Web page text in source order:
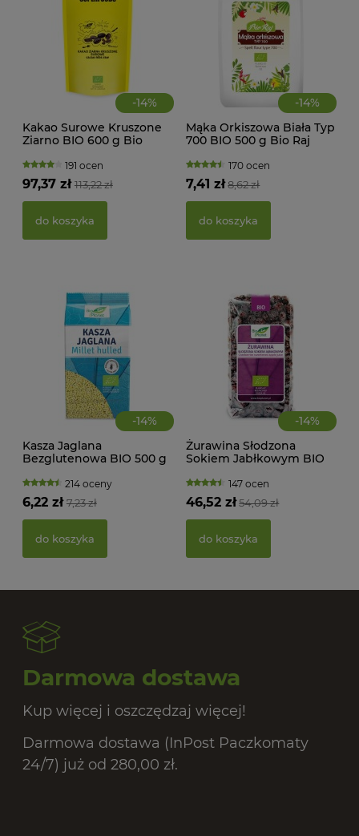
-14%
Kakao Surowe Kruszone
Ziarno BIO 600 g Bio
191 ocen
113,22 zł
97,37 zł
do koszyka
-14%
Mąka Orkiszowa Biała Typ
700 BIO 500 g Bio Raj
170 ocen
8,62 zł
7,41 zł
do koszyka
-14%
Kasza Jaglana
Bezglutenowa BIO 500 g
214 oceny
7,23 zł
6,22 zł
do koszyka
-14%
Żurawina Słodzona
Sokiem Jabłkowym BIO
147 ocen
54,09 zł
46,52 zł
do koszyka
Darmowa dostawa
Kup więcej i oszczędzaj więcej!
Darmowa dostawa (InPost Paczkomaty
24/7) już od 280,00 zł.